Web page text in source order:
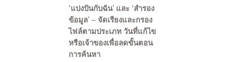
‘แบ่งปันกับฉัน’ และ ‘สำรอง
ข้อมูล’ – จัดเรียงและกรอง
ไฟล์ตามประเภท วันที่แก้ไข
หรือเจ้าของเพื่อลดขั้นตอน
การค้นหา